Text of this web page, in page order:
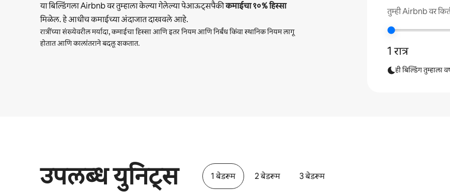
या बिल्डिंगला Airbnb वर तुम्हाला केल्या गेलेल्या पेआऊट्सपैकीकमाईचा१०%हिस्सा
मिळेल. हे आधीच कमाईच्या अंदाजात दाखवले आहे.
रात्रींच्या संख्येवरील मर्यादा, कमाईचा हिस्सा आणि इतर नियम आणि निर्बंध किंवा स्थानिक नियम लागू
होतात आणि कालांतराने बदलू शकतात.
तुम्ही Airbnb वर
1 रात्र
ही बिल्डिंग तुम्हाला
उपलब्ध युनिट्स 1 बेडरूम 2 बेडरूम 3 बेडरूम